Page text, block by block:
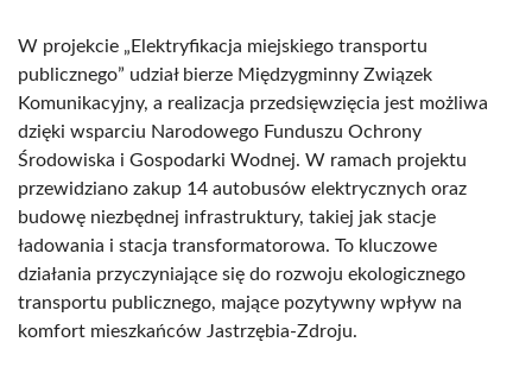
W projekcie „Elektryfikacja miejskiego transportu
publicznego” udział bierze Międzygminny Związek
Komunikacyjny, a realizacja przedsięwzięcia jest możliwa
dzięki wsparciu Narodowego Funduszu Ochrony
Środowiska i Gospodarki Wodnej. W ramach projektu
przewidziano zakup 14 autobusów elektrycznych oraz
budowę niezbędnej infrastruktury, takiej jak stacje
ładowania i stacja transformatorowa. To kluczowe
działania przyczyniające się do rozwoju ekologicznego
transportu publicznego, mające pozytywny wpływ na
komfort mieszkańców Jastrzębia-Zdroju.